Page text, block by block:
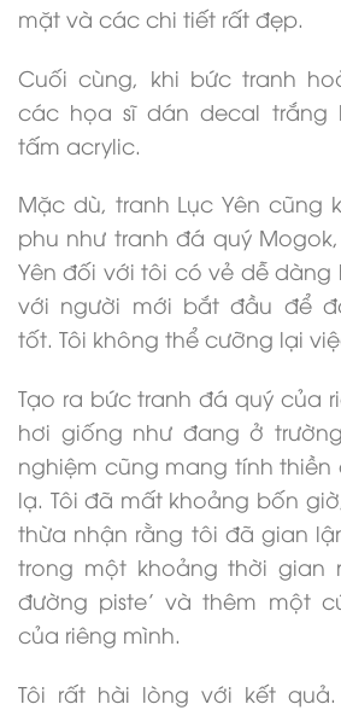
mặt và các chi tiết rất đẹp.
Cuối cùng, khi bức tranh
các họa sĩ dán decal trắng
tấm acrylic.
Mặc dù, tranh Lục Yên cũng
phu như tranh đá quý
Yên đối với tôi có vẻ dễ
với người mới bắt đầu để
tốt. Tôi không thể cưỡng lại
Tạo ra bức tranh đá quý của
hơi giống như đang ở
nghiệm cũng mang tính
lạ. Tôi đã mất khoảng bốn
thừa nhận rằng tôi đã gian
trong một khoảng thời gian
đường piste’ và thêm một
của riêng mình.
Tôi rất hài lòng với kết